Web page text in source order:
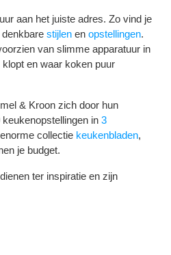
aan het juiste adres. Zo vind je
stijlen en opstellingen.
van slimme apparatuur in
en waar koken puur
& Kroon zich door hun
in 3
collectie keukenbladen,
je budget.
ter inspiratie en zijn